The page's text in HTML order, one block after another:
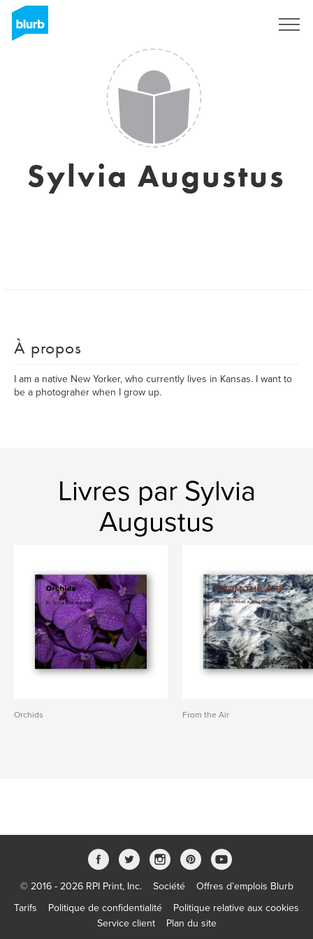
Sylvia Augustus
À propos
I am a native New Yorker, who currently lives in Kansas. I want to
be a photograher when I grow up.
Livres par Sylvia
Augustus
Orchids From the Air
© 2016 - 2026 RPI Print, Inc. Société
Offres d’emplois Blurb
Tarifs
Politique de confidentialité
Politique relative aux cookies
Service client
Plan du site